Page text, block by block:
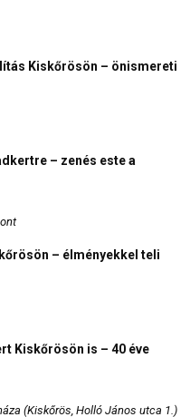
Kiskőrösön – önismereti
– zenés este a
– élményekkel teli
Kiskőrösön is – 40 éve
(Kiskőrös, Holló János utca 1.)